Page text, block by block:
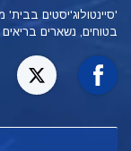
'סיינטולוג'יסטים
בטוחים, נשארים